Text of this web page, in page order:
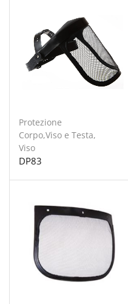
Protezione
Corpo,Viso e Testa,
Viso
DP83